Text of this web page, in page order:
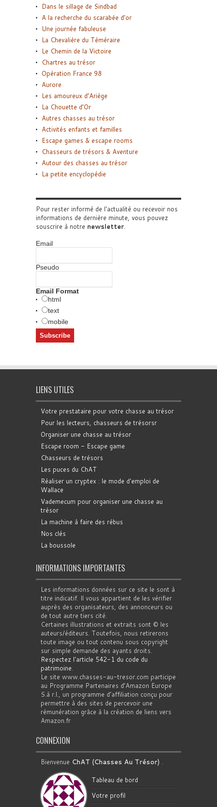
Dans le sillage de Sindbad
A la recherche du scarabée d’or
Une journée fabuleuse
La Chevalière du Téméraire
Le Chemin de la Victoire
Chartres au trésor
Opération France 98
Aurore
Les amoureux d’Ariège
La Chouette d’Or
Autres chasses au trésor
Activités enfants et familles
Escape games & escape rooms
Chasseurs de trésors & Aventure
Autour des chasses au trésor
La petite encyclopédie
Pour rester informé de l'actualité ou recevoir nos
informations de dernière minute, vous pouvez
souscrire à notre newsletter.
Email
Pseudo
Email Format
html
text
mobile
LIENS UTILES
Votre prestataire pour votre chasse au trésor
Pour les lecteurs, chasseurs de trésorsr
Organiser une chasse au trésor
Escape room - Escape game
Chasseurs de trésors
Les puces du ChAT
Réaliser un cryptex : le mode d'emploi de
Wallace
Vademecum pour organiser une chasse au
trésor
La machine à faire des rébus
Nos clés
La boussole
INFORMATIONS IMPORTANTES
Les informations données sur ce site le sont à
titre indicatif. Il vous appartient de les vérifier
auprès des organisateurs, des annonceurs ou
de tout autre tiers cité.
Certaines illustrations et extraits sont © les
auteurs/éditeurs. Toutefois, nous retirerons
toute image ou tout contenu sous copyright
sur simple demande des ayants droits.
Respectez l'article 542-1 du code du
patrimoine.
Le site www.chasses-au-tresor.com participe
au Programme Partenaires d’Amazon Europe
S.à r.l., un programme d’affiliation conçu pour
permettre à des sites de percevoir une
rémunération grâce à la création de liens vers
Amazon.fr
CONNEXION
Bienvenue ChAT (Chasses Au Trésor) .
Tableau de bord
Votre profil